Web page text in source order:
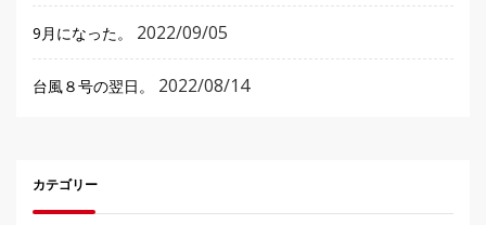
9月になった。 2022/09/05
台風８号の翌日。 2022/08/14
カテゴリー